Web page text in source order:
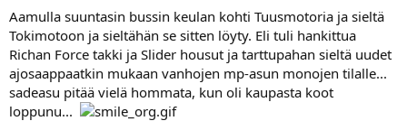
Aamulla suuntasin bussin keulan kohti Tuusmotoria ja sieltä
Tokimotoon ja sieltähän se sitten löyty. Eli tuli hankittua
Richan Force takki ja Slider housut ja tarttupahan sieltä uudet
ajosaappaatkin mukaan vanhojen mp-asun monojen tilalle...
sadeasu pitää vielä hommata, kun oli kaupasta koot
loppunu...